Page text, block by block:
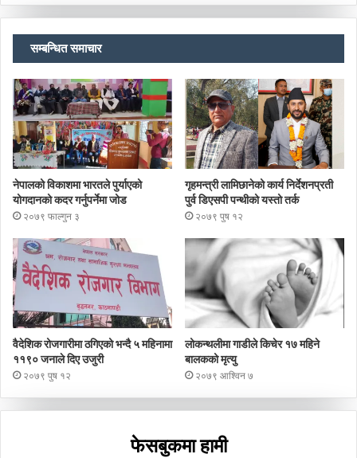
सम्बन्धित समाचार
नेपालको विकाशमा भारतले पुर्याएको
योगदानको कदर गर्नुपर्नेमा जोड
२०७९ फाल्गुन ३
गृहमन्त्री लामिछानेको कार्य निर्देशनप्रती
पुर्व डिएसपी पन्थीको यस्तो तर्क
२०७९ पुष १२
वैदेशिक रोजगारीमा ठगिएको भन्दै ५ महिनामा
११९० जनाले दिए उजुरी
२०७९ पुष १२
लोकन्थलीमा गाडीले किचेर १७ महिने
बालकको मृत्यु
२०७९ आश्विन ७
फेसबुकमा हामी